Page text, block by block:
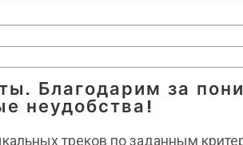
Благодарим за
неудобства!
треков по заданным